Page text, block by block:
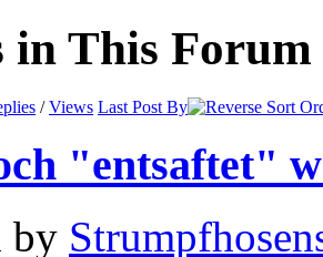
in This Forum
/Views Last Post By
"entsaftet"
by